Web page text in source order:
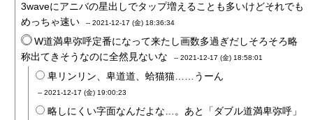
3waveにアニバの星出しでタップ増えることも多いけどそれでも
めっちゃ速い
-- 2021-12-17 (金) 18:36:34
W道満卑弥呼定番になって来たし画数多過ぎだしそろそろ略
称出てきそうなのに全然見ないな
-- 2021-12-17 (金) 18:58:01
卑リンリン、卑道道、蛤猫猫……うーん
-- 2021-12-17 (金) 19:00:23
略しにくい字面なんだよな…。あと「ダブル道満卑弥呼」